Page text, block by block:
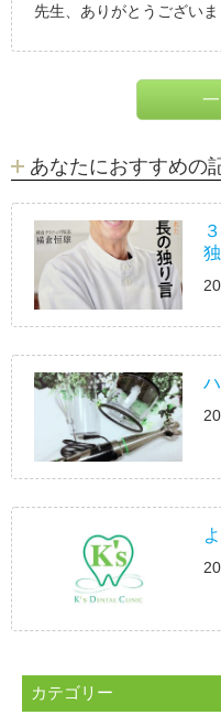
先生、ありがとうござい
あなたにおすすめの
カテゴリー